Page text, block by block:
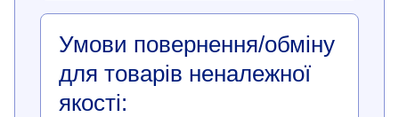
Умови повернення/обміну
для товарів неналежної
якості: